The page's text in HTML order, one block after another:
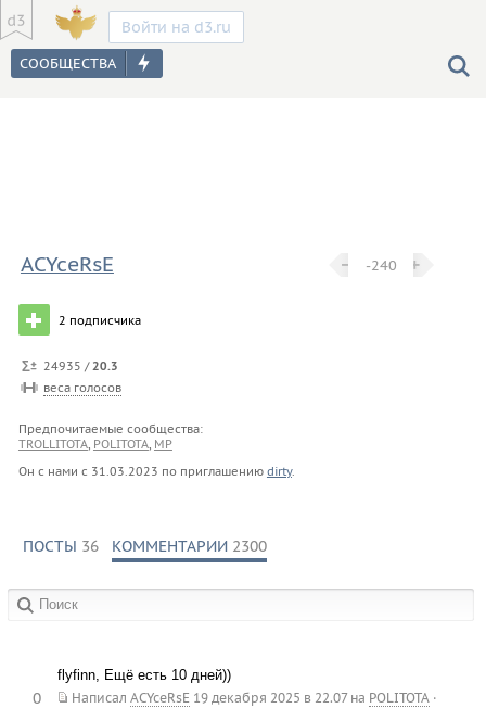
Войти на d3.ru
− -240 +
ACYceRsE
2 подписчика
24935 /20.3
веса голосов
Предпочитаемые сообщества:
TROLLITOTA, POLITOTA, MP
Он с нами с 31.03.2023 по приглашению dirty.
ПОСТЫ 36 КОММЕНТАРИИ 2300
flyfinn, Ещё есть 10 дней))
Написал ACYceRsE 19 декабря 2025 в 22.07на POLITOTA ·
0